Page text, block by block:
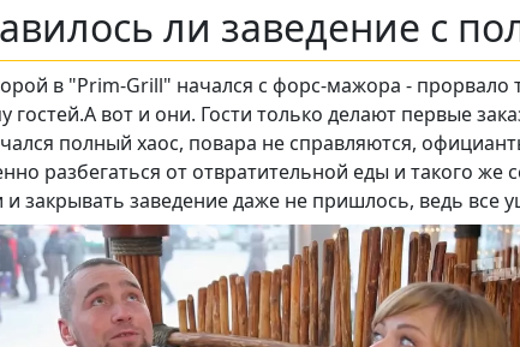
ли заведение с
в "Prim-Grill" начался с форс-мажора - прорвало
гостей.А вот и они. Гости только делают первые
полный хаос, повара не справляются,
разбегаться от отвратительной еды и такого
и закрывать заведение даже не пришлось, ведь все